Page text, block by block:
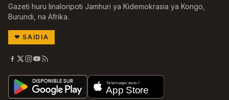
Gazeti huru linaloripoti Jamhuri ya Kidemokrasia ya Kongo,
Burundi, na Afrika.
❤ SAIDIA